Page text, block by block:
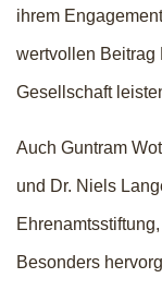
ihrem
wertvollen Beitrag
Gesellschaft
Auch Guntram
und Dr. Niels
Besonders